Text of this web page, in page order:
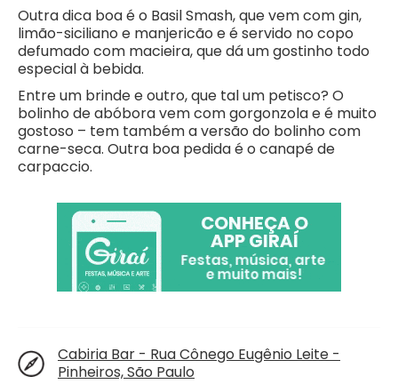
Outra dica boa é o Basil Smash, que vem com gin,
limão-siciliano e manjericão e é servido no copo
defumado com macieira, que dá um gostinho todo
especial à bebida.
Entre um brinde e outro, que tal um petisco? O
bolinho de abóbora vem com gorgonzola e é muito
gostoso – tem também a versão do bolinho com
carne-seca. Outra boa pedida é o canapé de
carpaccio.
Cabiria Bar - Rua Cônego Eugênio Leite -
Pinheiros, São Paulo